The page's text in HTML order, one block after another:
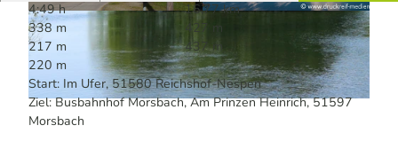
© Guido Wagner | KI-optimiert |CC-BY-SA
© Maren Pussak / Das Bergische | KI-optimiert
CC-BY-SA
© Druckreif Medien, www.druckreif-medien.de |
KI-optimiert
4:49 h
16,77 km
338 m
427 m
217 m
437 m
220 m
Start: Im Ufer, 51580 Reichshof-Nespen
Ziel: Busbahnhof Morsbach, Am Prinzen Heinrich, 51597
Morsbach